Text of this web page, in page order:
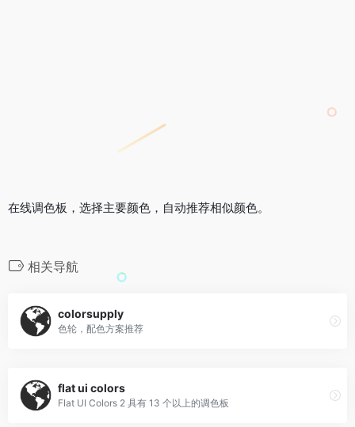
在线调色板，选择主要颜色，自动推荐相似颜色。
相关导航
colorsupply
色轮，配色方案推荐
flat ui colors
Flat UI Colors 2 具有 13 个以上的调色板